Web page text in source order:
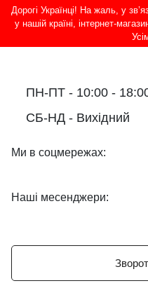
Дорогі Українці! На жаль, у
у нашій країні, інтернет-
ПН-ПТ - 10:00 -
СБ-НД - Вихідний
Ми в соцмережах:
Наші месенджери: